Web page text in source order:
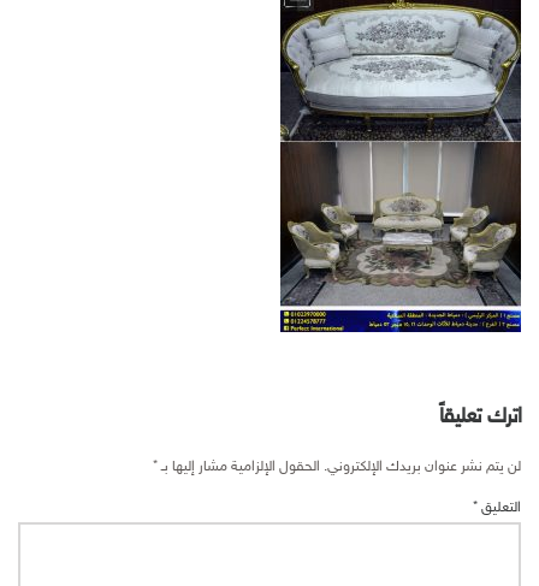
اترك تعليقاً
لن يتم نشر عنوان بريدك الإلكتروني. الحقول الإلزامية مشار إليها بـ*
التعليق *